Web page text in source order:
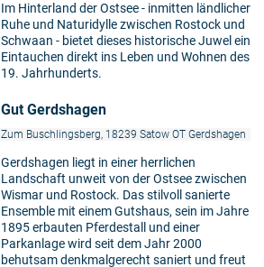
Im Hinterland der Ostsee - inmitten ländlicher
Ruhe und Naturidylle zwischen Rostock und
Schwaan - bietet dieses historische Juwel ein
Eintauchen direkt ins Leben und Wohnen des
19. Jahrhunderts.
Gut Gerdshagen
Zum Buschlingsberg, 18239 Satow OT Gerdshagen
Gerdshagen liegt in einer herrlichen
Landschaft unweit von der Ostsee zwischen
Wismar und Rostock. Das stilvoll sanierte
Ensemble mit einem Gutshaus, sein im Jahre
1895 erbauten Pferdestall und einer
Parkanlage wird seit dem Jahr 2000
behutsam denkmalgerecht saniert und freut